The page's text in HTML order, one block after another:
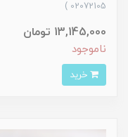
02072105 )
13,145,000 تومان
ناموجود